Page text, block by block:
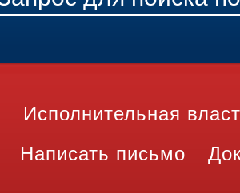
Исполнительная
Написать письмо